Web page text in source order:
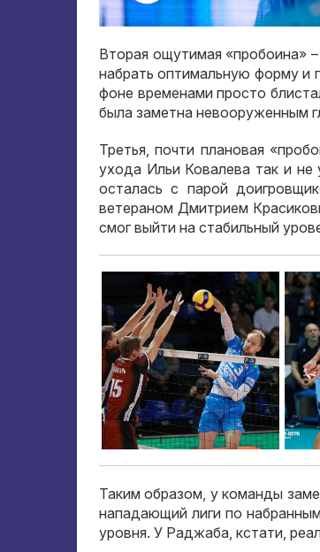
Вторая ощутимая «пробоина»
набрать оптимальную форму и
фоне временами просто
была заметна невооруженным
Третья, почти плановая
ухода Ильи Ковалева так и
осталась с парой
ветераном Дмитрием
смог выйти на стабильный
Таким образом, у команды
нападающий лиги по
уровня. У Раджаба, кстати,